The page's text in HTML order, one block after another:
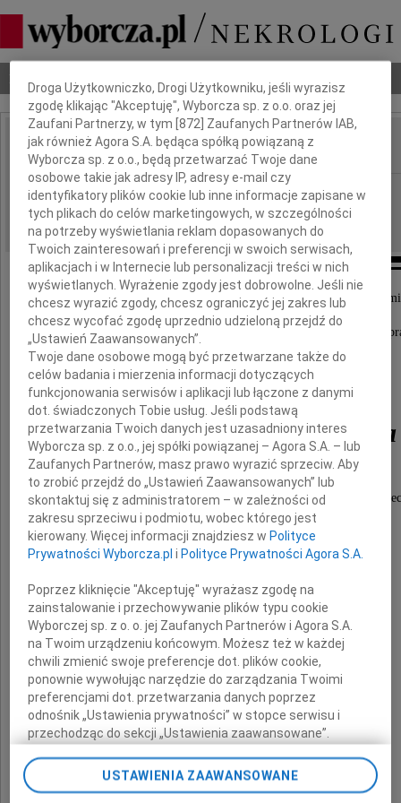
Nekrologi Odeszli Poradnik pogrzebowy
IMIĘ I NAZWISKO:
REGION: Szczecin
DATA EMISJI: 16.12.2016
Z głębokim smutkiem przyjęliśmy wiadomość o
Dyrektora Oddziału Zachodniopomorskiego
Państwowego Funduszu Rehabilitacji Osób
Andrzeja Kowalczyka
Pogrzeb odbędzie się 19.12.2016 roku
o godzinie 12.00 na Cmentarzu Centralnym w
Serdeczne wyrazy współczucia
Rodzinie
i
Bliskim
składają
Zarząd i Pracownicy PFRON
Dbamy o Twoją prywatność
Droga Użytkowniczko, Drogi Użytkowniku, jeśli wyrazisz
zgodę klikając "Akceptuję", Wyborcza sp. z o.o. oraz jej
Zaufani Partnerzy, w tym [872 ] Zaufanych Partnerów IAB,
jak również Agora S.A. będąca spółką powiązaną z
Wyborcza sp. z o.o., będą przetwarzać Twoje dane
osobowe takie jak adresy IP, adresy e-mail czy
identyfikatory plików cookie lub inne informacje zapisane w
tych plikach do celów marketingowych, w szczególności
na potrzeby wyświetlania reklam dopasowanych do
Twoich zainteresowań i preferencji w swoich serwisach,
aplikacjach i w Internecie lub personalizacji treści w nich
wyświetlanych. Wyrażenie zgody jest dobrowolne. Jeśli nie
chcesz wyrazić zgody, chcesz ograniczyć jej zakres lub
chcesz wycofać zgodę uprzednio udzieloną przejdź do
„Ustawień Zaawansowanych”.
Twoje dane osobowe mogą być przetwarzane także do
celów badania i mierzenia informacji dotyczących
funkcjonowania serwisów i aplikacji lub łączone z danymi
dot. świadczonych Tobie usług. Jeśli podstawą
przetwarzania Twoich danych jest uzasadniony interes
Wyborcza sp. z o.o., jej spółki powiązanej – Agora S.A. – lub
Zaufanych Partnerów, masz prawo wyrazić sprzeciw. Aby
to zrobić przejdź do „Ustawień Zaawansowanych” lub
skontaktuj się z administratorem – w zależności od
zakresu sprzeciwu i podmiotu, wobec którego jest
kierowany. Więcej informacji znajdziesz w Polityce
Prywatności Wyborcza.pl i Polityce Prywatności Agora S.A.
Poprzez kliknięcie "Akceptuję" wyrażasz zgodę na
zainstalowanie i przechowywanie plików typu cookie
Wyborczej sp. z o. o. jej Zaufanych Partnerów i Agora S.A.
na Twoim urządzeniu końcowym. Możesz też w każdej
chwili zmienić swoje preferencje dot. plików cookie,
ponownie wywołując narzędzie do zarządzania Twoimi
preferencjami dot. przetwarzania danych poprzez
odnośnik „Ustawienia prywatności” w stopce serwisu i
przechodząc do sekcji „Ustawienia zaawansowane”.
pomocą ustawień przeglądarki.
USTAWIENIA ZAAWANSOWANE